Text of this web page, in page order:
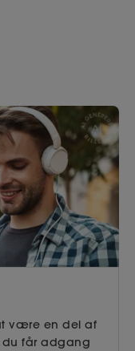
være en del af
du får adgang